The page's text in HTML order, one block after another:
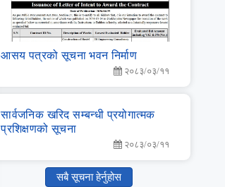
आसय पत्रको सूचना भवन निर्माण
२०८३/०३/११
सार्वजनिक खरिद सम्‍बन्‍धी प्रयोगात्‍मक
प्रशिक्षणको सूचना
२०८३/०३/११
सबै सूचना हेर्नुहोस